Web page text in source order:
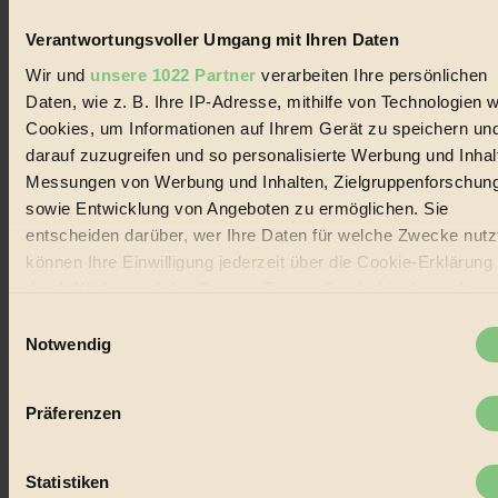
Verantwortungsvoller Umgang mit Ihren Daten
Wir und unsere 1022 Partner verarbeiten Ihre persönlichen
Daten, wie z. B. Ihre IP-Adresse, mithilfe von Technologien
Cookies, um Informationen auf Ihrem Gerät zu speichern
darauf zuzugreifen und so personalisierte Werbung und
Messungen von Werbung und Inhalten,
sowie Entwicklung von Angeboten zu ermöglichen. Sie
entscheiden darüber, wer Ihre Daten für welche Zwecke
können Ihre Einwilligung jederzeit über die Cookie-Erklärung
durch Klicken auf das Privacy Trigger Symbol ändern oder
Informationen über Ihre geografische Lage erfassen,
welche bis auf einige Meter genau sein können
Merkmalen (Fingerprinting) identifizieren
Notwendig
Präferenzen
Statistiken
Lebenswandel. Es ist eine moderne Plattform für Ideen, Menschen
und Produkte, ein Leitfaden im schnell wachsenden Markt des
Handels mit Bioprodukten, des Fair-Trade sowie der Branche
Social Media
22.601 Fans auf Facebook
3.415 Follower auf Twitter
Folge uns auf Instagram
Themen
Bio